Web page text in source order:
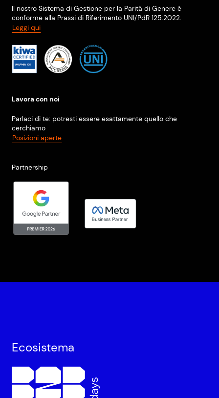
Il nostro Sistema di Gestione per la Parità di Genere è
conforme alla Prassi di Riferimento UNI/PdR 125:2022.
Leggi qui
Lavora con noi
Parlaci di te: potresti essere esattamente quello che
cerchiamo
Posizioni aperte
Partnership
Ecosistema